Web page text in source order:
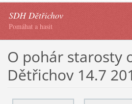
SDH Dětřichov
Pomáhat a hasit
O pohár starosty
Dětřichov 14.7